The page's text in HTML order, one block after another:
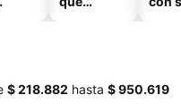
‎$ 218.882 hasta ‎$ 950.619